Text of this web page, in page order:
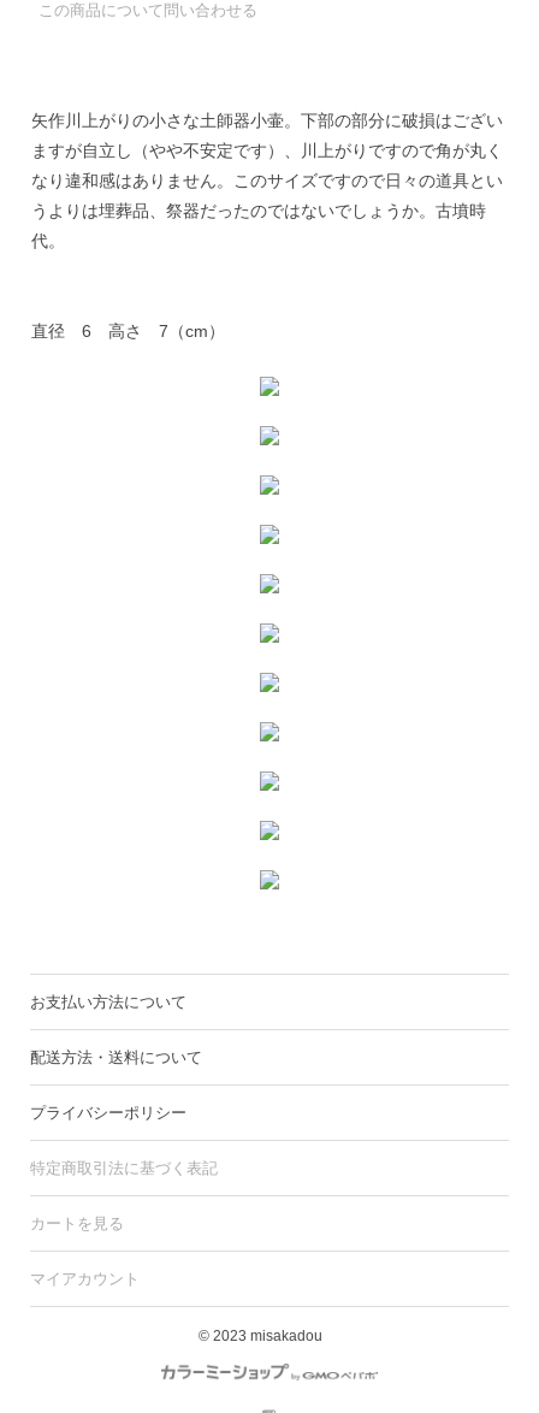
この商品について問い合わせる
矢作川上がりの小さな土師器小壷。下部の部分に破損はござい
ますが自立し（やや不安定です）、川上がりですので角が丸く
なり違和感はありません。このサイズですので日々の道具とい
うよりは埋葬品、祭器だったのではないでしょうか。古墳時
代。
直径 6 高さ 7（cm）
お支払い方法について
配送方法・送料について
プライバシーポリシー
特定商取引法に基づく表記
カートを見る
マイアカウント
© 2023 misakadou